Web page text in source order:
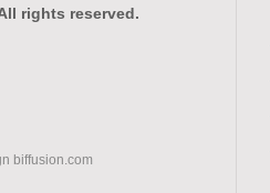
rights reserved.
biffusion.com